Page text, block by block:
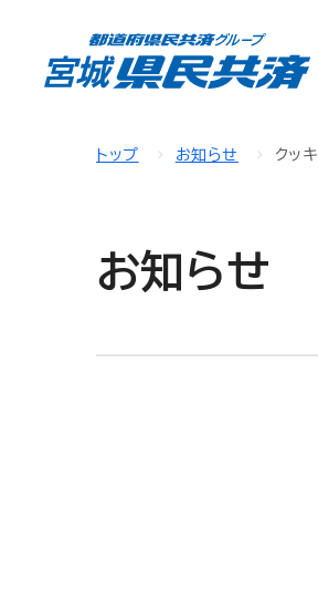
トップ お知らせ クッ
お知らせ